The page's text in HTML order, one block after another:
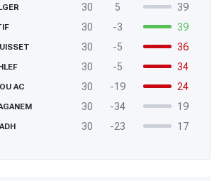
30 5
39
30 -3
39
30 -5
36
30 -5
34
AC 30 -19
24
30 -34
19
30 -23 17